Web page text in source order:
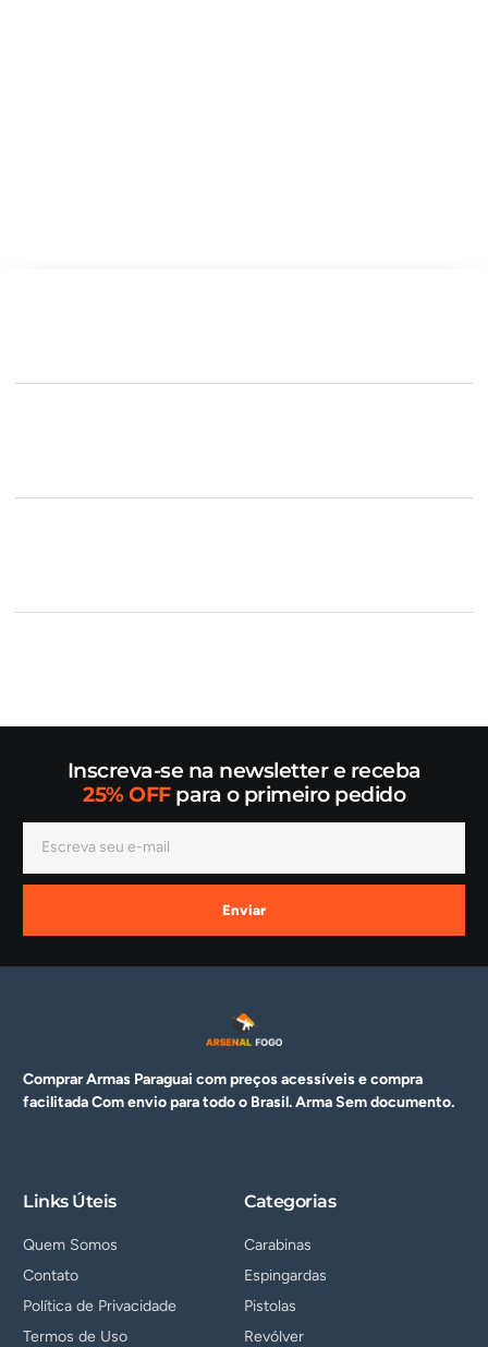
Inscreva-se na newsletter e receba
25% OFFpara o primeiro pedido
Enviar
Comprar Armas Paraguai com preços acessíveis e compra
facilitada Com envio para todo o Brasil. ArmaSem documento.
Links Úteis
Quem Somos
Contato
Política de Privacidade
Termos de Uso
Categorias
Carabinas
Espingardas
Pistolas
Revólver